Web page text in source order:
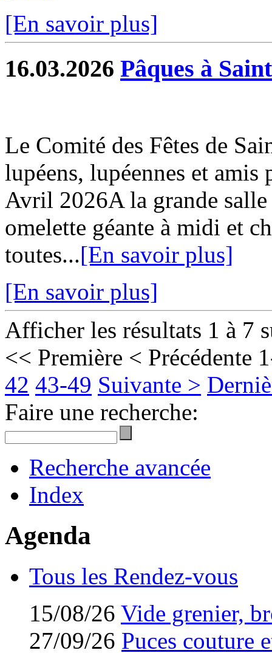
[En savoir plus]
16.03.2026 Pâques à
Le Comité des Fêtes de
lupéens, lupéennes et
Avril 2026A la grande
omelette géante à midi et
toutes...[En savoir plus]
[En savoir plus]
Afficher les résultats 1 à 7
<< Première < Précédente
42 43-49 Suivante >
Faire une recherche:
Recherche avancée
Index
Agenda
Tous les Rendez-vous
15/08/26 Vide grenier,
27/09/26 Puces couture